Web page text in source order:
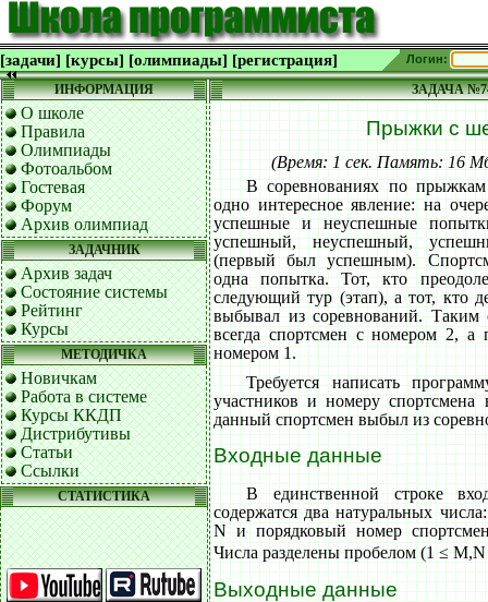
[задачи] [курсы] [олимпиады] [регистрация] Логин:
ИНФОРМАЦИЯ
О школе
Правила
Олимпиады
Фотоальбом
Гостевая
Форум
Архив олимпиад
ЗАДАЧНИК
Архив задач
Состояние системы
Рейтинг
Курсы
МЕТОДИЧКА
Новичкам
Работа в системе
Курсы ККДП
Дистрибутивы
Статьи
Ссылки
СТАТИСТИКА
ЗАДАЧА
Прыжки с
(Время: 1 сек. Память: 16
В соревнованиях по
одно интересное явление: на
успешные и неуспешные
успешный, неуспешный,
(первый был успешным).
одна попытка. Тот, кто
следующий тур (этап), а тот, кто
выбывал из соревнований.
всегда спортсмен с номером 2, а
номером 1.
Требуется написать
участников и номеру
данный спортсмен выбыл из
Входные данные
В единственной строке
содержатся два натуральных
N и порядковый номер
Числа разделены пробелом (1 ≤
Выходные данные